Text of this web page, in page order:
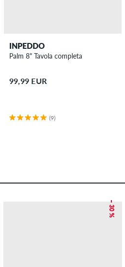
INPEDDO
Palm 8" Tavola completa
99,99 EUR
(9)
– 30 %